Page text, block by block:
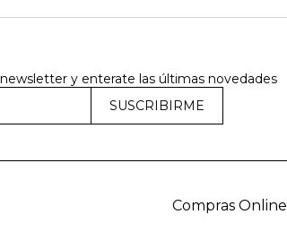
y enterate las últimas novedades
SUSCRIBIRME
Compras Online